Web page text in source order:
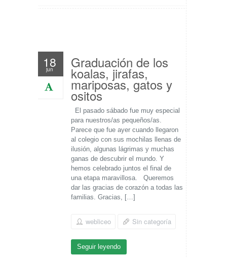
18
jun Graduación de los
koalas, jirafas,
mariposas, gatos y
ositos
El pasado sábado fue muy especial
para nuestros/as pequeños/as.
Parece que fue ayer cuando llegaron
al colegio con sus mochilas llenas de
ilusión, algunas lágrimas y muchas
ganas de descubrir el mundo. Y
hemos celebrado juntos el final de
una etapa maravillosa. Queremos
dar las gracias de corazón a todas las
familias. Gracias, […]
webliceo Sin categoría
Seguir leyendo